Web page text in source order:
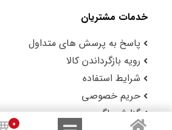
خدمات مشتریان
پاسخ به پرسش های متداول
رویه بازگرداندن کالا
شرایط استفاده
حریم خصوصی
گزارش باگ
0